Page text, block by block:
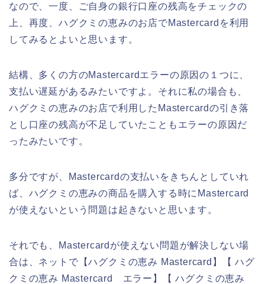
なので、一度、ご自身の銀行口座の残高をチェックの
上、再度、ハグクミの恵みのお店でMastercardを利用
してみるとよいと思います。
結構、多くの方のMastercardエラーの原因の１つに、
支払い遅延があるみたいですよ。それに私の場合も、
ハグクミの恵みのお店で利用したMastercardの引き落
とし口座の残高が不足していたこともエラーの原因だ
ったみたいです。
多分ですが、Mastercardの支払いをきちんとしていれ
ば、ハグクミの恵みの商品を購入する時にMastercard
が使えないという問題は起きないと思います。
それでも、Mastercardが使えない問題が解決しない場
合は、ネットで【ハグクミの恵み Mastercard】【 ハグ
クミの恵み Mastercard エラー】【 ハグクミの恵み